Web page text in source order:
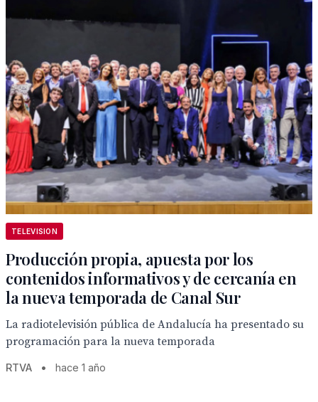
TELEVISION
Producción propia, apuesta por los
contenidos informativos y de cercanía en
la nueva temporada de Canal Sur
La radiotelevisión pública de Andalucía ha presentado su
programación para la nueva temporada
RTVA • hace 1 año